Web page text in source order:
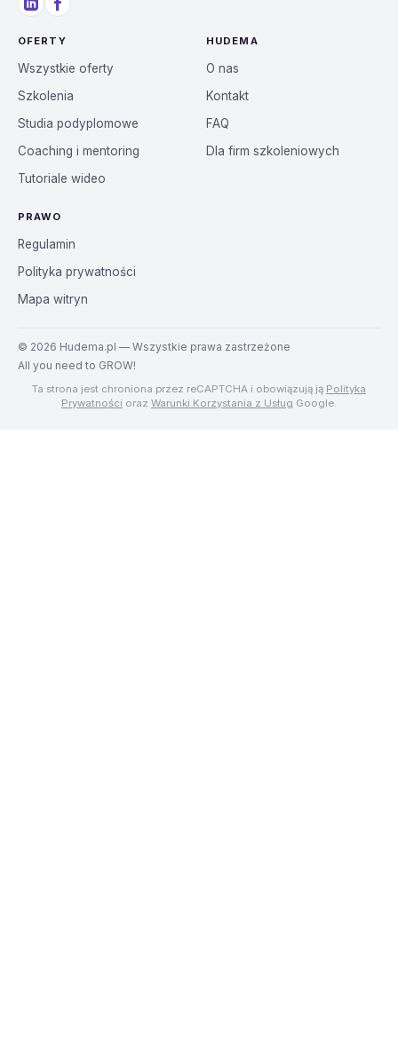
OFERTY
Wszystkie oferty
Szkolenia
Studia podyplomowe
Coaching i mentoring
Tutoriale wideo
HUDEMA
O nas
Kontakt
FAQ
Dla firm szkoleniowych
PRAWO
Regulamin
Polityka prywatności
Mapa witryn
© 2026 Hudema.pl — Wszystkie prawa zastrzeżone
All you need to GROW!
Ta strona jest chroniona przez reCAPTCHA i obowiązują ją Polityka
Prywatności oraz Warunki Korzystania z Usług Google.